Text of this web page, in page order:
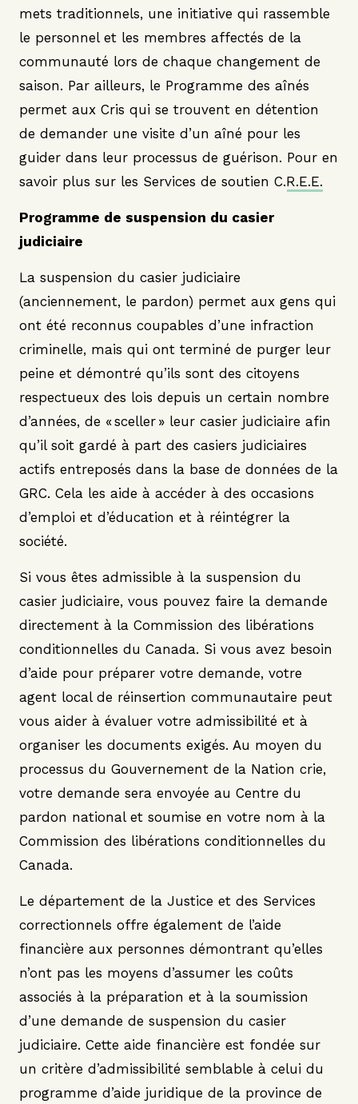
mets traditionnels, une initiative qui rassemble
le personnel et les membres affectés de la
communauté lors de chaque changement de
saison. Par ailleurs, le Programme des aînés
permet aux Cris qui se trouvent en détention
de demander une visite d’un aîné pour les
guider dans leur processus de guérison. Pour en
savoir plus sur les Services de soutien C.R.E.E.
Programme de suspension du casier
judiciaire
La suspension du casier judiciaire
(anciennement, le pardon) permet aux gens qui
ont été reconnus coupables d’une infraction
criminelle, mais qui ont terminé de purger leur
peine et démontré qu’ils sont des citoyens
respectueux des lois depuis un certain nombre
d’années, de « sceller » leur casier judiciaire afin
qu’il soit gardé à part des casiers judiciaires
actifs entreposés dans la base de données de la
GRC. Cela les aide à accéder à des occasions
d’emploi et d’éducation et à réintégrer la
société.
Si vous êtes admissible à la suspension du
casier judiciaire, vous pouvez faire la demande
directement à la Commission des libérations
conditionnelles du Canada. Si vous avez besoin
d’aide pour préparer votre demande, votre
agent local de réinsertion communautaire peut
vous aider à évaluer votre admissibilité et à
organiser les documents exigés. Au moyen du
processus du Gouvernement de la Nation crie,
votre demande sera envoyée au Centre du
pardon national et soumise en votre nom à la
Commission des libérations conditionnelles du
Canada.
Le département de la Justice et des Services
correctionnels offre également de l’aide
financière aux personnes démontrant qu’elles
n’ont pas les moyens d’assumer les coûts
associés à la préparation et à la soumission
d’une demande de suspension du casier
judiciaire. Cette aide financière est fondée sur
un critère d’admissibilité semblable à celui du
programme d’aide juridique de la province de